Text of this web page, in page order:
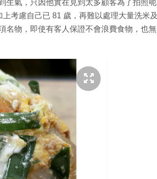
生氣，只因他實在見到太多顧客為了拍照呃
考慮自己已 81 歲，再難以處理大量洗米及
名物，即使有客人保證不會浪費食物，也無